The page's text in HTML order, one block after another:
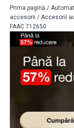
Prima pagină /
accesorii / Accesorii
FAAC 712650